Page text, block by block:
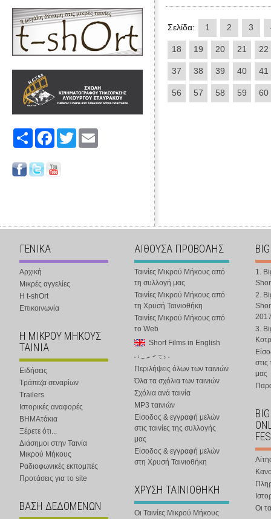
Share FacebookTwitter
Σελίδα: 1 2 3
18 19 20 21 22
37 38 39 40 41
56 57 58 59 60
ΓΕΝΙΚΑ
Αρχική
Μικρές αγγελίες
Η t-shOrt
Επικοινωνία
Η ΜΙΚΡΟΥ ΜΗΚΟΥΣ
ΤΑΙΝΙΑ
Ειδήσεις
Τράπεζα σεναρίων
Trailers
Ιστορικές αναφορές
ΒΗΜΑτάκια
Ξέρετε ότι...
Διάσημοι στην Ταινία
Μικρού Μήκους
Ραδιοφωνικές εκπομπές
Προτάσεις για το site
ΒΑΣΗ ΔΕΔΟΜΕΝΩΝ
ΑΙΘΟΥΣΑ ΠΡΟΒΟΛΗΣ
Ταινίες Μικρού Μήκους από
τη συλλογή μας
Ταινίες Μικρού Μήκους από
τη Χρυσή Ταινιοθήκη
Ταινίες Μικρού Μήκους από
το Web
Short Films in English
Περιλήψεις όλων των ταινιών
Όλα τα σχόλια των ταινιών
Σχόλια ανά ταινία
MP3 ταινιών
Είσοδος & εγγραφή μελών
στις ταινίες της συλλογής
μας
Είσοδος & εγγραφή μελών
στη Χρυσή Ταινιοθήκη
ΧΡΥΣΗ ΤΑΙΝΙΟΘΗΚΗ
Οι Ταινίες Μικρού Μήκους
1.
2.
3.
στις
μας
Οι